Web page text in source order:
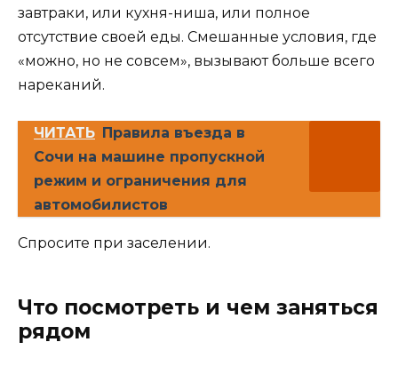
завтраки, или кухня-ниша, или полное
отсутствие своей еды. Смешанные условия, где
«можно, но не совсем», вызывают больше всего
нареканий.
ЧИТАТЬ Правила въезда в
Сочи на машине пропускной
режим и ограничения для
автомобилистов
Спросите при заселении.
Что посмотреть и чем заняться
рядом